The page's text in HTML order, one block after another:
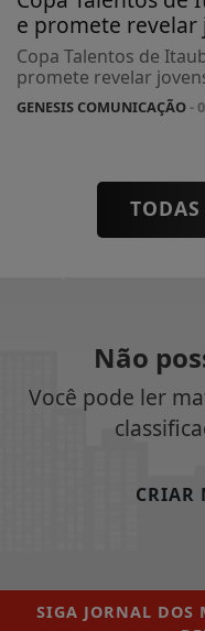
e promete revelar
Copa Talentos de
promete revelar
GENESIS COMUNICAÇÃO-
TODAS
Não
Você pode ler
CRIAR
SIGA JORNAL